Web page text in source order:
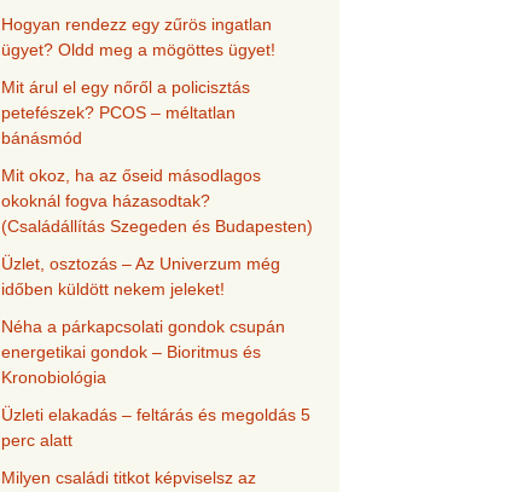
Hogyan rendezz egy zűrös ingatlan
ügyet? Oldd meg a mögöttes ügyet!
Mit árul el egy nőről a policisztás
petefészek? PCOS – méltatlan
bánásmód
Mit okoz, ha az őseid másodlagos
okoknál fogva házasodtak?
(Családállítás Szegeden és Budapesten)
Üzlet, osztozás – Az Univerzum még
időben küldött nekem jeleket!
Néha a párkapcsolati gondok csupán
energetikai gondok – Bioritmus és
Kronobiológia
Üzleti elakadás – feltárás és megoldás 5
perc alatt
Milyen családi titkot képviselsz az